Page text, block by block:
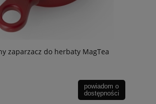
zaparzacz do herbaty MagTea
powiadom o
dostępności